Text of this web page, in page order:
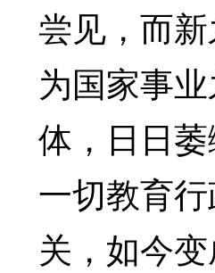
尝见，而
为国家事
体，日日
一切教育
关，如今